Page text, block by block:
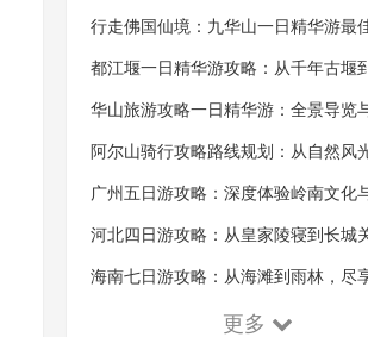
的杭帮面，吃完浑身舒畅
行走佛国仙境：九华山一日精华游最
沿途风景概览
都江堰一日精华游攻略：从千年古堰
卷的全景探索
华山旅游攻略一日精华游：全景导览
划的艺术
阿尔山骑行攻略路线规划：从自然风
体验的探索之旅
广州五日游攻略：深度体验岭南文化
市魅力
河北四日游攻略：从皇家陵寝到长城
受千年古韵！
海南七日游攻略：从海滩到雨林，尽
更多